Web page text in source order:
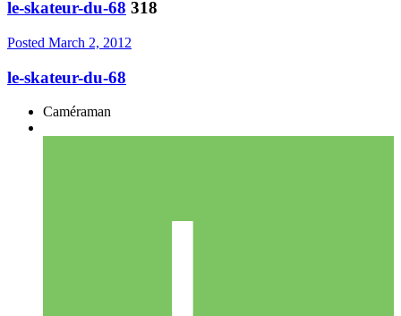
le-skateur-du-68 318
Posted March 2, 2012
le-skateur-du-68
Caméraman